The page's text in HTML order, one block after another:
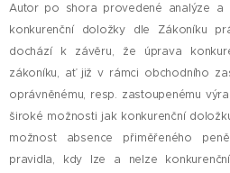
Autor po shora provedené analýze a
konkurenční doložky dle Zákoníku
dochází k závěru, že úprava
zákoníku, ať již v rámci obchodního
oprávněnému, resp. zastoupenému
široké možnosti jak konkurenční
možnost absence přiměřeného
pravidla, kdy lze a nelze